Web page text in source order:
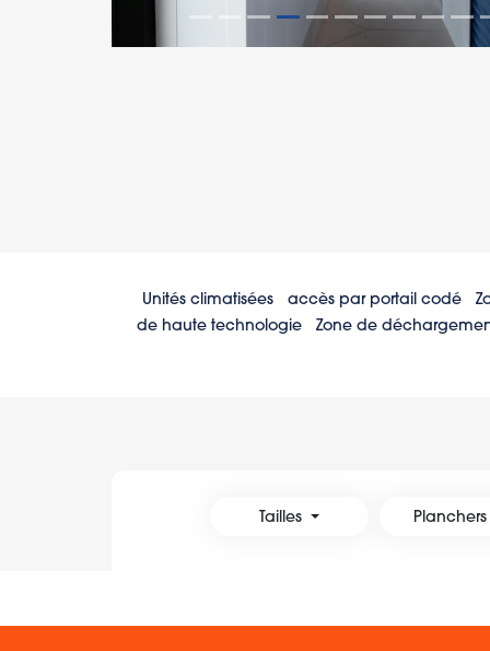
Unités climatisées accès par portail codé
de haute technologie
Zone de
Tailles Planchers